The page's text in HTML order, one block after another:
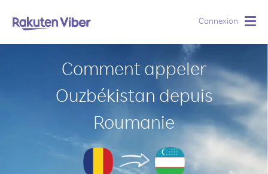
Connexion
Comment appeler
Ouzbékistan depuis
Roumanie